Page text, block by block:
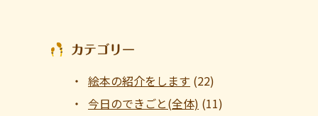
カテゴリー
絵本の紹介をします (22)
今日のできごと(全体) (11)